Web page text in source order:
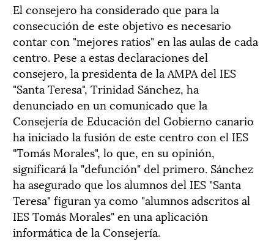
El consejero ha considerado que para la
consecución de este objetivo es necesario
contar con "mejores ratios" en las aulas de cada
centro. Pese a estas declaraciones del
consejero, la presidenta de la AMPA del IES
"Santa Teresa", Trinidad Sánchez, ha
denunciado en un comunicado que la
Consejería de Educación del Gobierno canario
ha iniciado la fusión de este centro con el IES
"Tomás Morales", lo que, en su opinión,
significará la "defunción" del primero. Sánchez
ha asegurado que los alumnos del IES "Santa
Teresa" figuran ya como "alumnos adscritos al
IES Tomás Morales" en una aplicación
informática de la Consejería.